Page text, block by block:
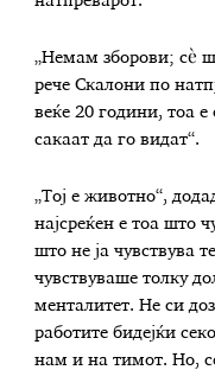
„Немам зборови; сè
рече Скалони по
веќе 20 години, тоа е
сакаат да го видат“.
„Тој е животно“,
најсреќен е тоа што
што не ја чувствува
чувствуваше толку
менталитет. Не си
работите бидејќи
нам и на тимот. Но,